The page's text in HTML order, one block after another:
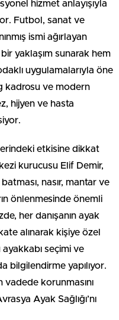
hizmet anlayışıyla
Futbol, sanat ve
ismi ağırlayan
yaklaşım sunarak hem
uygulamalarıyla öne
kadrosu ve modern
hijyen ve hasta
etkisine dikkat
kurucusu Elif Demir,
nasır, mantar ve
önlenmesinde önemli
her danışanın ayak
alınarak kişiye özel
seçimi ve
bilgilendirme yapılıyor.
vadede korunmasını
Ayak Sağlığı’nı